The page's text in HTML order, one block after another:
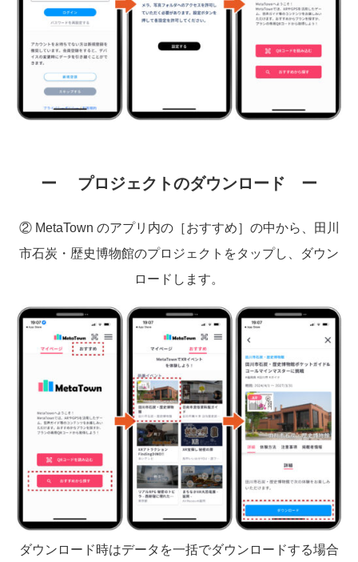
ー プロジェクトのダウンロード ー
② MetaTown のアプリ内の［おすすめ］の中から、田川
市石炭・歴史博物館のプロジェクトをタップし、ダウン
ロードします。
ダウンロード時はデータを一括でダウンロードする場合